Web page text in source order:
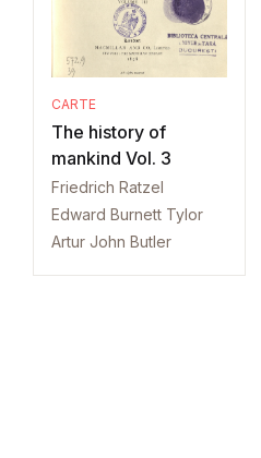
CARTE
The history of
mankind Vol. 3
Friedrich Ratzel
Edward Burnett Tylor
Artur John Butler